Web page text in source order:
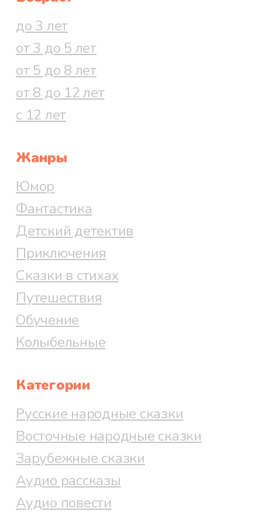
вернулась в избу.
А Медведь ее спрашивает:
— Далеко ль, кума, ходила?
— Близехонько, куманек. Соседи
звали, у них ребенок захворал.
— Что ж, полегчало?
— Полегчало.
— А как зовут ребенка?
— Серёдочкой, куманек.
— Не слыхал такого имени, —
имен на свете живет! — отвечала
Лиса.
С тем оба и заснули.
до 3 лет
от 3 до 5 лет
от 5 до 8 лет
от 8 до 12 лет
с 12 лет
Жанры
Юмор
Фантастика
Детский детектив
Приключения
Сказки в стихах
Путешествия
Обучение
Колыбельные
Категории
Русские народные сказки
Восточные народные сказки
Зарубежные сказки
Аудио рассказы
Аудио повести